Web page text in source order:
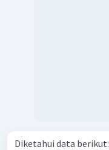
Diketahui data berikut: Na ∣ Na + ∣∣ Hg 2 + ∣ Hg E o = + 3 ,